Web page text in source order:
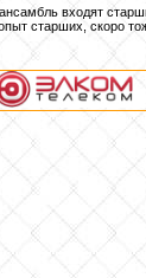
входят
старших, скоро